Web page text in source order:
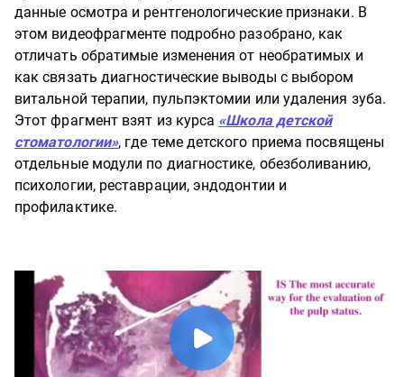
данные осмотра и рентгенологические признаки. В
этом видеофрагменте подробно разобрано, как
отличать обратимые изменения от необратимых и
как связать диагностические выводы с выбором
витальной терапии, пульпэктомии или удаления зуба.
Этот фрагмент взят из курса «Школа детской
стоматологии», где теме детского приема посвящены
отдельные модули по диагностике, обезболиванию,
психологии, реставрации, эндодонтии и
профилактике.